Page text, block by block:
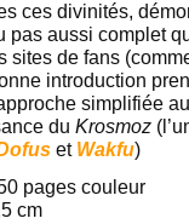
ces divinités,
pas aussi complet
sites de fans
introduction
simplifiée
du Krosmoz
et Wakfu)
pages couleur
cm